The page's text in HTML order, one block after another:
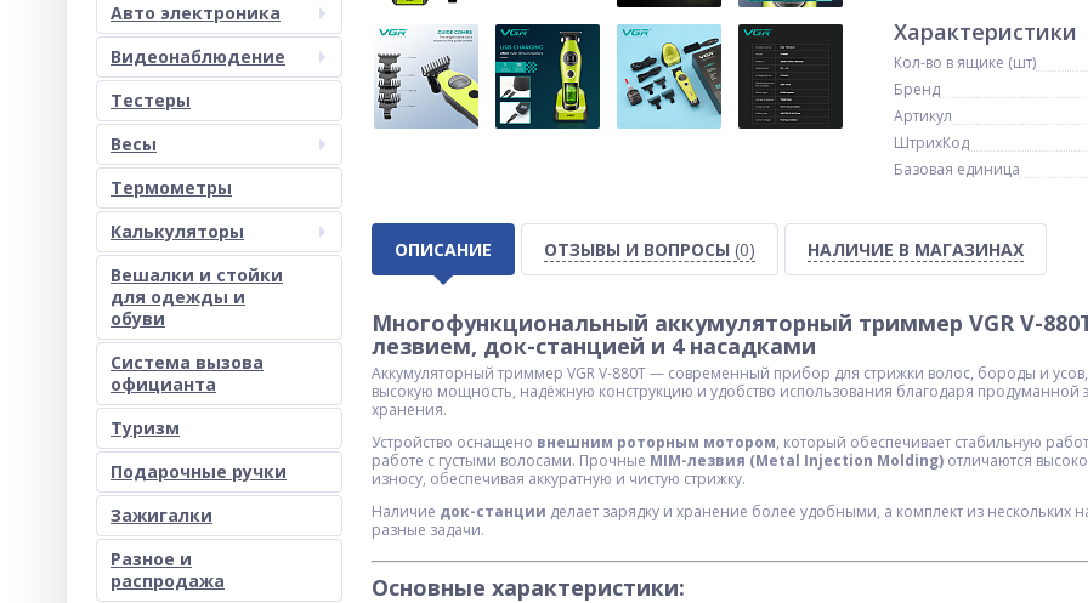
Авто электроника
Видеонаблюдение
Тестеры
Весы
Термометры
Калькуляторы
Вешалки и стойки
для одежды и
обуви
Система вызова
официанта
Туризм
Подарочные ручки
Зажигалки
Разное и
раcпродажа
Характеристики
Кол-во в ящике (шт)
Бренд
Артикул
ШтрихКод
Базовая единица
ОПИСАНИЕ ОТЗЫВЫ И ВОПРОСЫ (0) НАЛИЧИЕ В МАГАЗИНАХ
Многофункциональный аккумуляторный триммер VGR V-
лезвием, док-станцией и 4 насадками
Аккумуляторный триммер VGR V-880T — современный прибор для стрижки волос, бороды и
высокую мощность, надёжную конструкцию и удобство использования благодаря продуманной
хранения.
Устройство оснащено внешним роторным мотором, который обеспечивает стабильную
работе с густыми волосами. Прочные MIM-лезвия (Metal Injection Molding) отличаются
износу, обеспечивая аккуратную и чистую стрижку.
Наличие док-станции делает зарядку и хранение более удобными, а комплект из нескольких
разные задачи.
Основные характеристики: